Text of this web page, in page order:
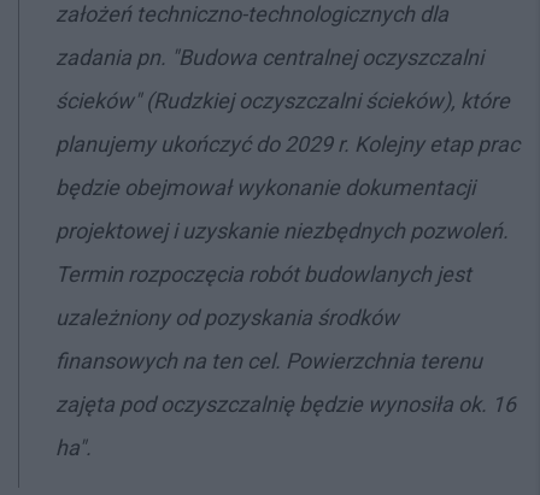
założeń techniczno-technologicznych dla
zadania pn. "Budowa centralnej oczyszczalni
ścieków" (Rudzkiej oczyszczalni ścieków), które
planujemy ukończyć do 2029 r. Kolejny etap prac
będzie obejmował wykonanie dokumentacji
projektowej i uzyskanie niezbędnych pozwoleń.
Termin rozpoczęcia robót budowlanych jest
uzależniony od pozyskania środków
finansowych na ten cel. Powierzchnia terenu
zajęta pod oczyszczalnię będzie wynosiła ok. 16
ha".